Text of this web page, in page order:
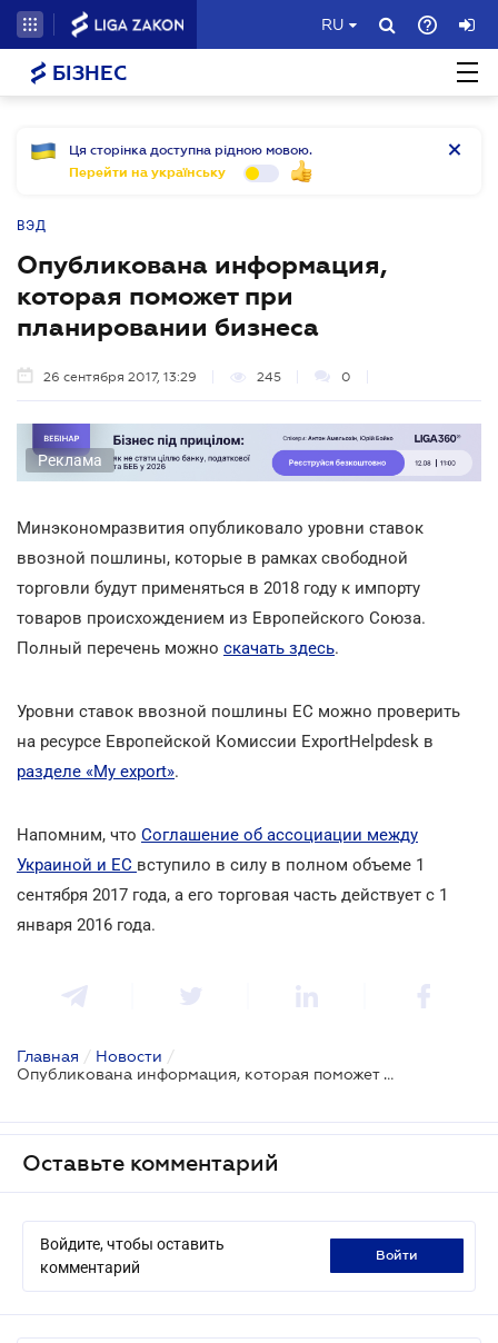
RU
БІЗНЕС
Ця сторінка доступна рідною мовою.
Перейти на українську
ВЭД
Опубликована информация,
которая поможет при
планировании бизнеса
26 сентября 2017, 13:29 245 0
Реклама
Минэкономразвития опубликовало уровни ставок
ввозной пошлины, которые в рамках свободной
торговли будут применяться в 2018 году к импорту
товаров происхождением из Европейского Союза.
Полный перечень можно скачать здесь.
Уровни ставок ввозной пошлины ЕС можно проверить
на ресурсе Европейской Комиссии ExportHelpdesk в
разделе «My export».
Напомним, что Соглашение об ассоциации между
Украиной и ЕС вступило в силу в полном объеме 1
сентября 2017 года, а его торговая часть действует с 1
января 2016 года.
Главная / Новости /
Опубликована информация, которая поможет при планировании бизнеса
Оставьте комментарий
Войдите, чтобы оставить
комментарий
войти